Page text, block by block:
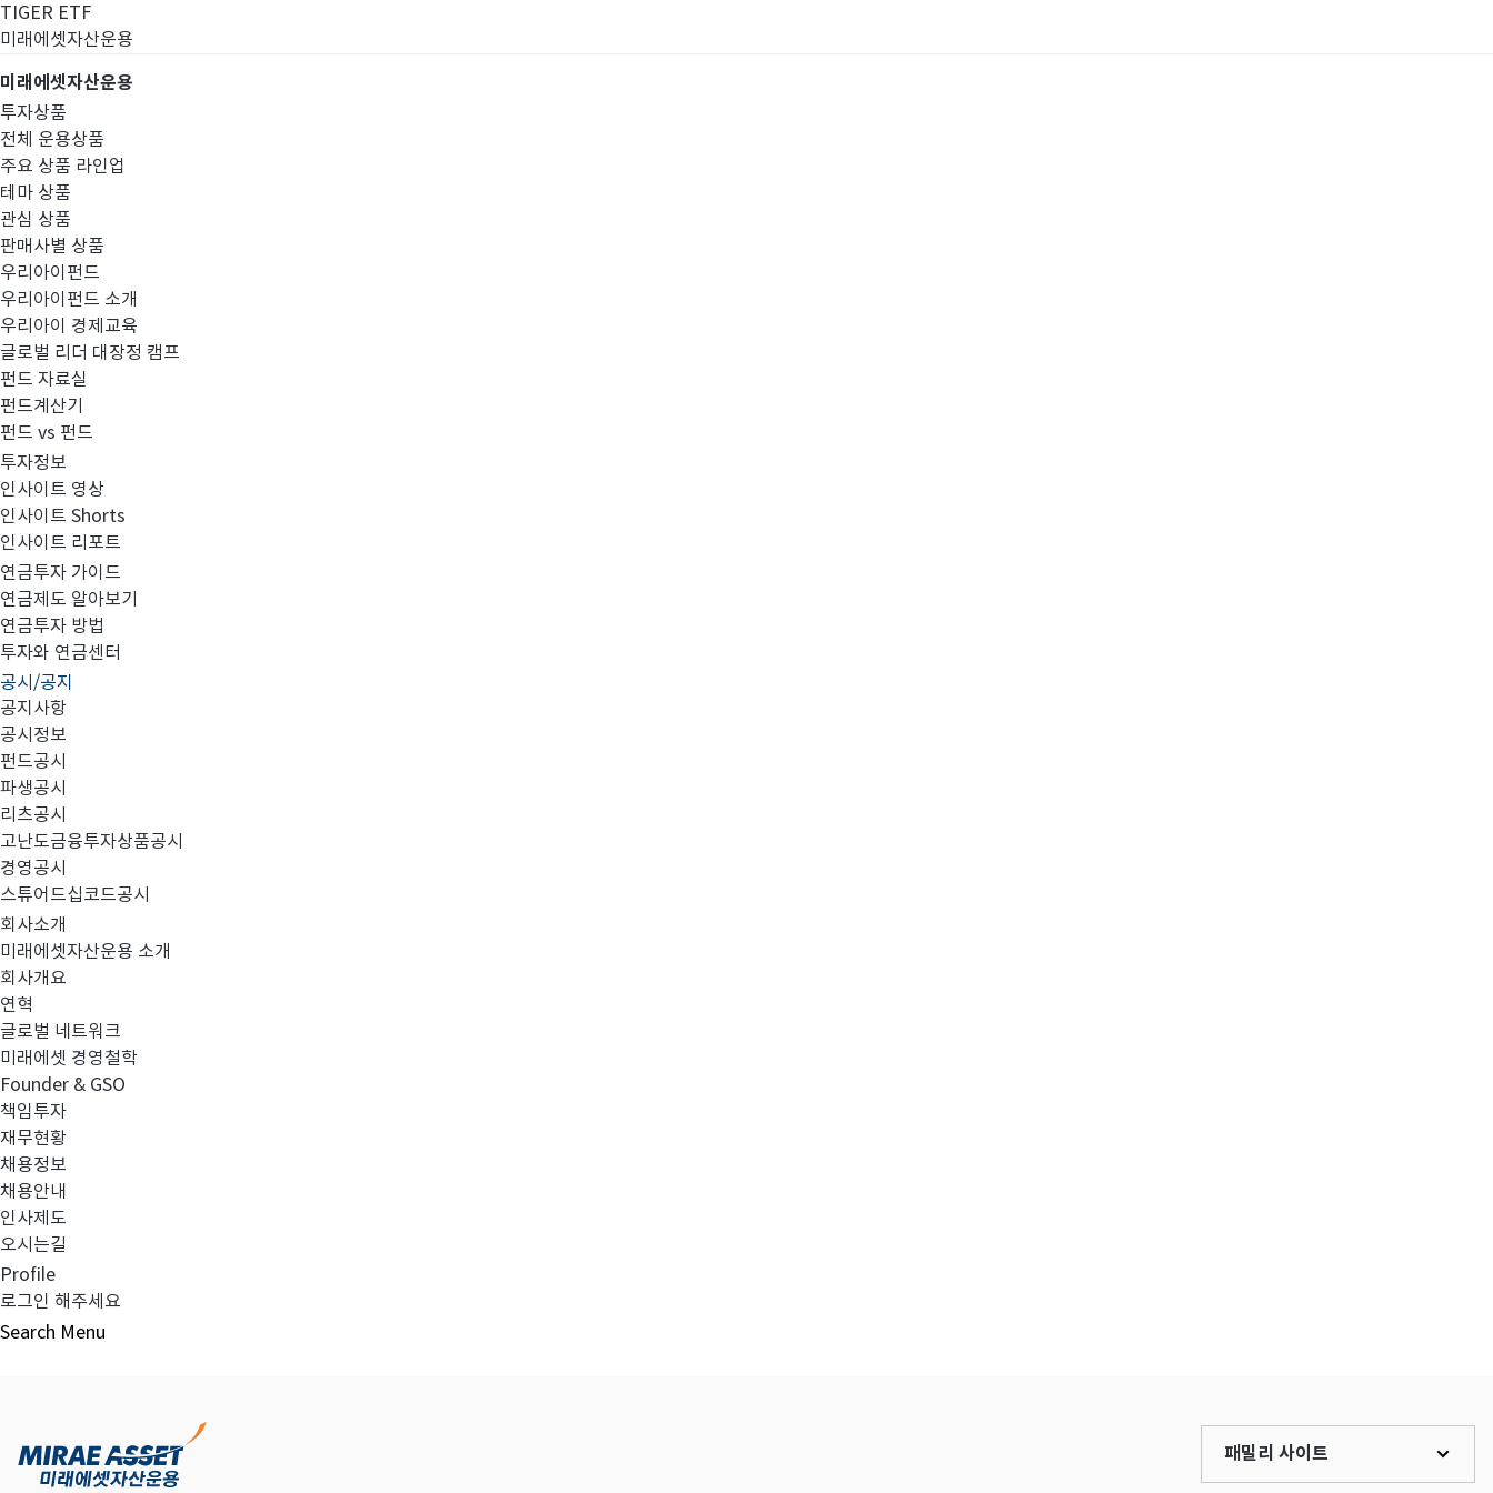
TIGER ETF
미래에셋자산운용
미래에셋자산운용
투자상품
전체 운용상품
주요 상품 라인업
테마 상품
관심 상품
판매사별 상품
우리아이펀드
우리아이펀드 소개
우리아이 경제교육
글로벌 리더 대장정 캠프
펀드 자료실
펀드계산기
펀드 vs 펀드
투자정보
인사이트 영상
인사이트 Shorts
인사이트 리포트
연금투자 가이드
연금제도 알아보기
연금투자 방법
투자와 연금센터
공시/공지
공지사항
공시정보
펀드공시
파생공시
리츠공시
고난도금융투자상품공시
경영공시
스튜어드십코드공시
회사소개
미래에셋자산운용 소개
회사개요
연혁
글로벌 네트워크
미래에셋 경영철학
Founder & GSO
책임투자
재무현황
채용정보
채용안내
인사제도
오시는길
Profile
로그인 해주세요
Search Menu
고난도금융투자상품
고난도금융투자상품_공시_20230316
이전글
다음글
목록보기
패밀리 사이트